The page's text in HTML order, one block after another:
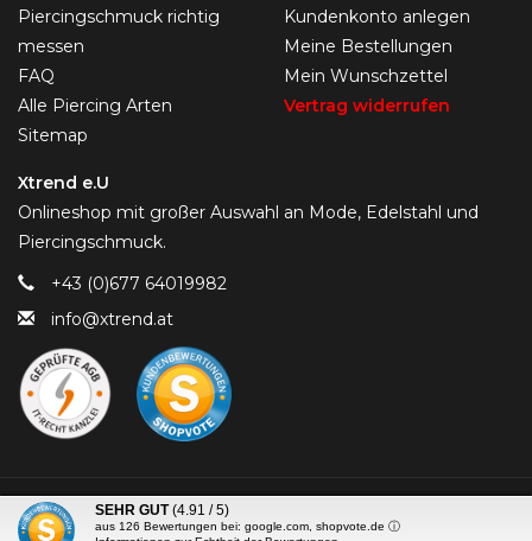
Piercingschmuck richtig
messen
FAQ
Alle Piercing Arten
Sitemap
Kundenkonto anlegen
Meine Bestellungen
Mein Wunschzettel
Vertrag widerrufen
Xtrend e.U
Onlineshop mit großer Auswahl an Mode, Edelstahl und
Piercingschmuck.
+43 (0)677 64019982
info@xtrend.at
© Copyright 2026 Piercing-Trend.com -
SEHR GUT (4.91 / 5)
aus 126 Bewertungen bei: google.com, shopvote.de ⓘ